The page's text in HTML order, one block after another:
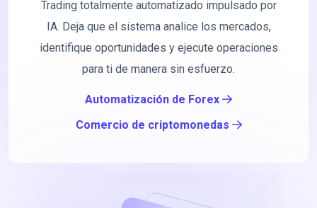
Trading totalmente automatizado impulsado por
IA. Deja que el sistema analice los mercados,
identifique oportunidades y ejecute operaciones
para ti de manera sin esfuerzo.
Automatización de Forex
Comercio de criptomonedas